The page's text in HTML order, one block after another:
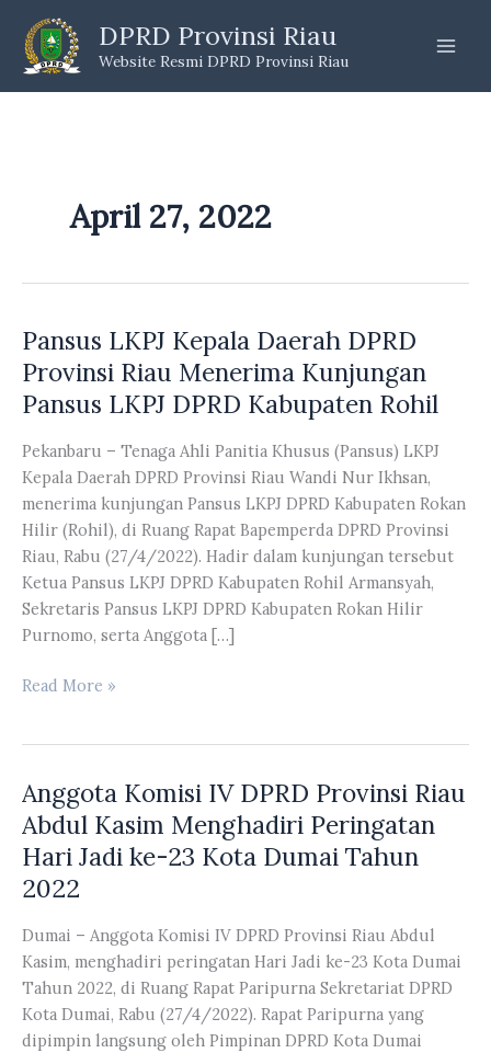
content
DPRD Provinsi Riau
Website Resmi DPRD Provinsi Riau
April 27, 2022
Pansus LKPJ Kepala Daerah DPRD
Provinsi Riau Menerima Kunjungan
Pansus LKPJ DPRD Kabupaten Rohil
Pekanbaru – Tenaga Ahli Panitia Khusus (Pansus) LKPJ
Kepala Daerah DPRD Provinsi Riau Wandi Nur Ikhsan,
menerima kunjungan Pansus LKPJ DPRD Kabupaten Rokan
Hilir (Rohil), di Ruang Rapat Bapemperda DPRD Provinsi
Riau, Rabu (27/4/2022). Hadir dalam kunjungan tersebut
Ketua Pansus LKPJ DPRD Kabupaten Rohil Armansyah,
Sekretaris Pansus LKPJ DPRD Kabupaten Rokan Hilir
Purnomo, serta Anggota […]
Pansus
DPRD
Provinsi
Menerima
Kunjungan
LKPJ
DPRD
Kabupaten
Rohil
Read More »
Anggota Komisi IV DPRD Provinsi Riau
Abdul Kasim Menghadiri Peringatan
Hari Jadi ke-23 Kota Dumai Tahun
2022
Dumai – Anggota Komisi IV DPRD Provinsi Riau Abdul
Kasim, menghadiri peringatan Hari Jadi ke-23 Kota Dumai
Tahun 2022, di Ruang Rapat Paripurna Sekretariat DPRD
Kota Dumai, Rabu (27/4/2022). Rapat Paripurna yang
dipimpin langsung oleh Pimpinan DPRD Kota Dumai